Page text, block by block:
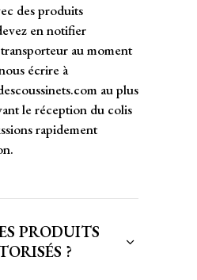
des produits
en notifier
au moment
écrire à
au plus
le réception du colis
rapidement
PRODUITS
?